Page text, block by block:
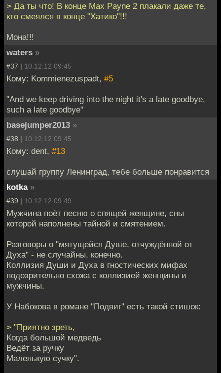
> Да ты что! В конце Max Payne 2 плакали даже те,
кто смеялся в конце "Хатико"!!!
Мона!!!
waters »
#37 | 10.12.12 09:45
Кому: Kommienezuspadt, #5
"And we keep driving into the night it's a late goodbye,
such a late goodbye"
basejumper2013 »
#38 | 10.12.12 09:45
Кому: dent, #13
слушай группу Ленинград, тебе больше понравится
kotka »
#39 | 10.12.12 09:49
Мужчина поёт песню о спящей женщине, сны
которой наполнены тайной и смятением.
Разговоры о "мятущейся Душе, отчуждённой от
Духа" - не случайны, конечно.
Коллизия Души и Духа в гностических мифах
подозрительно схожа с коллизией женщины и
мужчины.
У Набокова в романе "Подвиг" есть такой стишок:
> "Приятно зреть,
Когда большой медведь
Ведёт за ручку
Маленькую сучку".